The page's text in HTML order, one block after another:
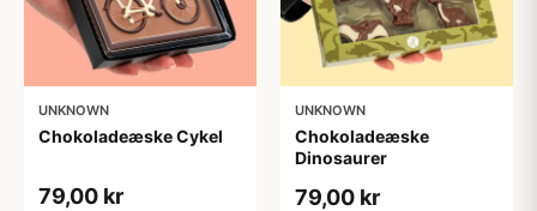
UNKNOWN
Chokoladeæske Cykel
79,00 kr
UNKNOWN
Chokoladeæske
Dinosaurer
79,00 kr